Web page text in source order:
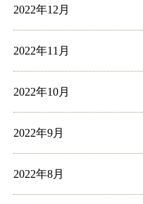
2022年12月
2022年11月
2022年10月
2022年9月
2022年8月